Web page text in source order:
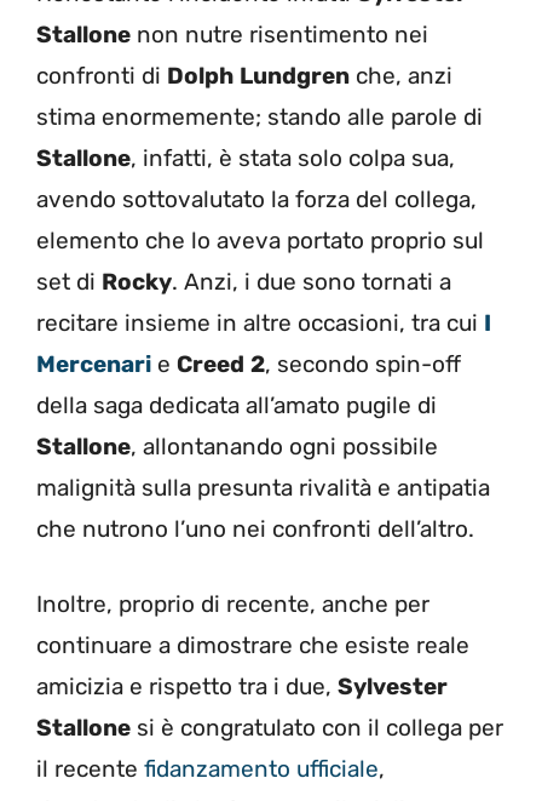
Stallone non nutre risentimento nei
confronti di Dolph Lundgren che, anzi
stima enormemente; stando alle parole di
Stallone, infatti, è stata solo colpa sua,
avendo sottovalutato la forza del collega,
elemento che lo aveva portato proprio sul
set di Rocky. Anzi, i due sono tornati a
recitare insieme in altre occasioni, tra cui I
Mercenari e Creed 2, secondo spin-off
della saga dedicata all’amato pugile di
Stallone, allontanando ogni possibile
malignità sulla presunta rivalità e antipatia
che nutrono l’uno nei confronti dell’altro.
Inoltre, proprio di recente, anche per
continuare a dimostrare che esiste reale
amicizia e rispetto tra i due, Sylvester
Stallone si è congratulato con il collega per
il recente fidanzamento ufficiale,